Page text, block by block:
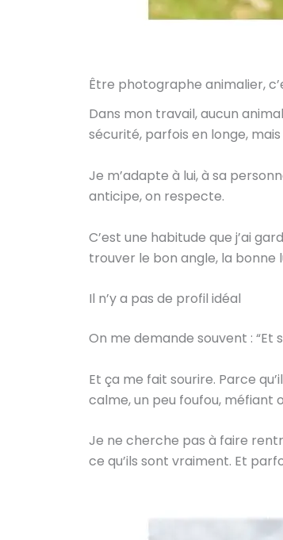
Être photographe animalier,
Dans mon travail, aucun
sécurité, parfois en longe,
Je m’adapte à lui, à sa
anticipe, on respecte.
C’est une habitude que j’ai
trouver le bon angle, la bonne
Il n’y a pas de profil idéal
On me demande souvent : “Et
Et ça me fait sourire. Parce
calme, un peu foufou, méfiant
Je ne cherche pas à faire
ce qu’ils sont vraiment. Et